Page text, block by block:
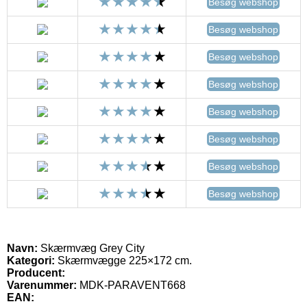
Besøg webshop
Besøg webshop
Besøg webshop
Besøg webshop
Besøg webshop
Besøg webshop
Besøg webshop
Navn: Skærmvæg Grey City
Kategori: Skærmvægge 225×172 cm.
Producent:
Varenummer: MDK-PARAVENT668
EAN: